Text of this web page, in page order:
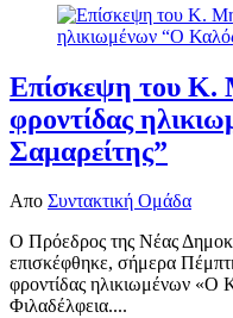
Επίσκεψη του Κ.
φροντίδας
Σαμαρείτης”
Απο Συντακτική Ομάδα
Ο Πρόεδρος της Νέας
επισκέφθηκε, σήμερα
φροντίδας ηλικιωμένων «Ο
Φιλαδέλφεια....